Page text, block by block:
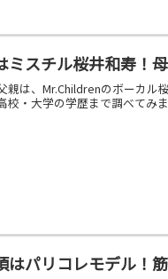
ミスチル桜井和寿！
親は、Mr.Childrenのボーカル
校・大学の学歴まで調べてみ
はパリコレモデル！